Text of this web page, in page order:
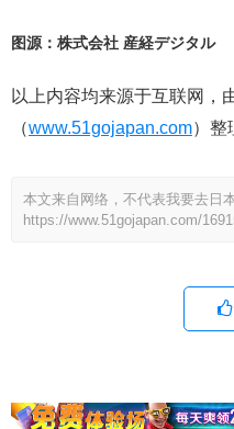
图源：株式会社 産経デジタル
以上内容均来源于互联网，
（www.51gojapan.com）整
本文来自网络，不代表我要去日
https://www.51gojapan.com/